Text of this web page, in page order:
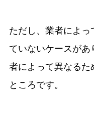
ただし、業者によっ
ていないケースが
者によって異なるた
ところです。